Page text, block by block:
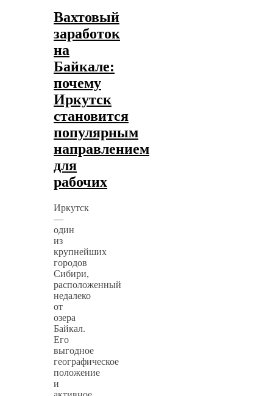
Вахтовый
заработок
на
Байкале:
почему
Иркутск
становится
популярным
направлением
для
рабочих
Иркутск
—
один
из
крупнейших
городов
Сибири,
расположенный
недалеко
от
озера
Байкал.
Его
выгодное
географическое
положение
и